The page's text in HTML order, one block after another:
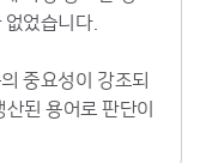
었습니다.
중요성이 강조되
된 용어로 판단이